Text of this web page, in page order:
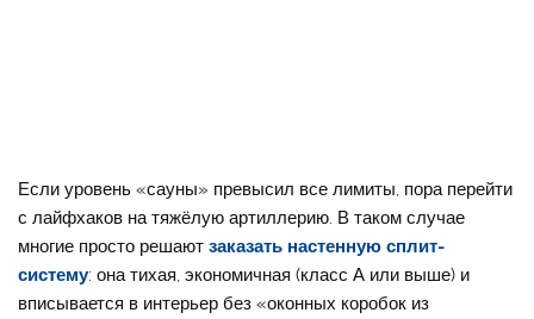
Если уровень «сауны» превысил все лимиты, пора перейти
с лайфхаков на тяжёлую артиллерию. В таком случае
многие просто решают заказать настенную сплит-
систему: она тихая, экономичная (класс А или выше) и
вписывается в интерьер без «оконных коробок из